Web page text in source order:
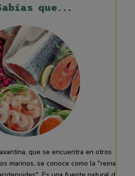
que...
que se encuentra en otros
marinos, se conoce como la "reina